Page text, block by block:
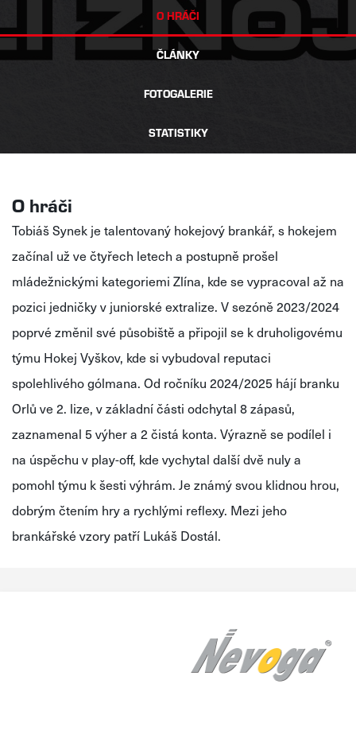
O HRÁČI
ČLÁNKY
FOTOGALERIE
STATISTIKY
O hráči
Tobiáš Synek je talentovaný hokejový brankář, s hokejem
začínal už ve čtyřech letech a postupně prošel
mládežnickými kategoriemi Zlína, kde se vypracoval až na
pozici jedničky v juniorské extralize. V sezóně 2023/2024
poprvé změnil své působiště a připojil se k druholigovému
týmu Hokej Vyškov, kde si vybudoval reputaci
spolehlivého gólmana. Od ročníku 2024/2025 hájí branku
Orlů ve 2. lize, v základní části odchytal 8 zápasů,
zaznamenal 5 výher a 2 čistá konta. Výrazně se podílel i
na úspěchu v play-off, kde vychytal další dvě nuly a
pomohl týmu k šesti výhrám. Je známý svou klidnou hrou,
dobrým čtením hry a rychlými reflexy. Mezi jeho
brankářské vzory patří Lukáš Dostál.